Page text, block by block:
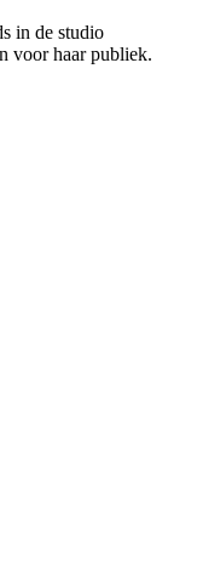
in de studio
voor haar publiek.